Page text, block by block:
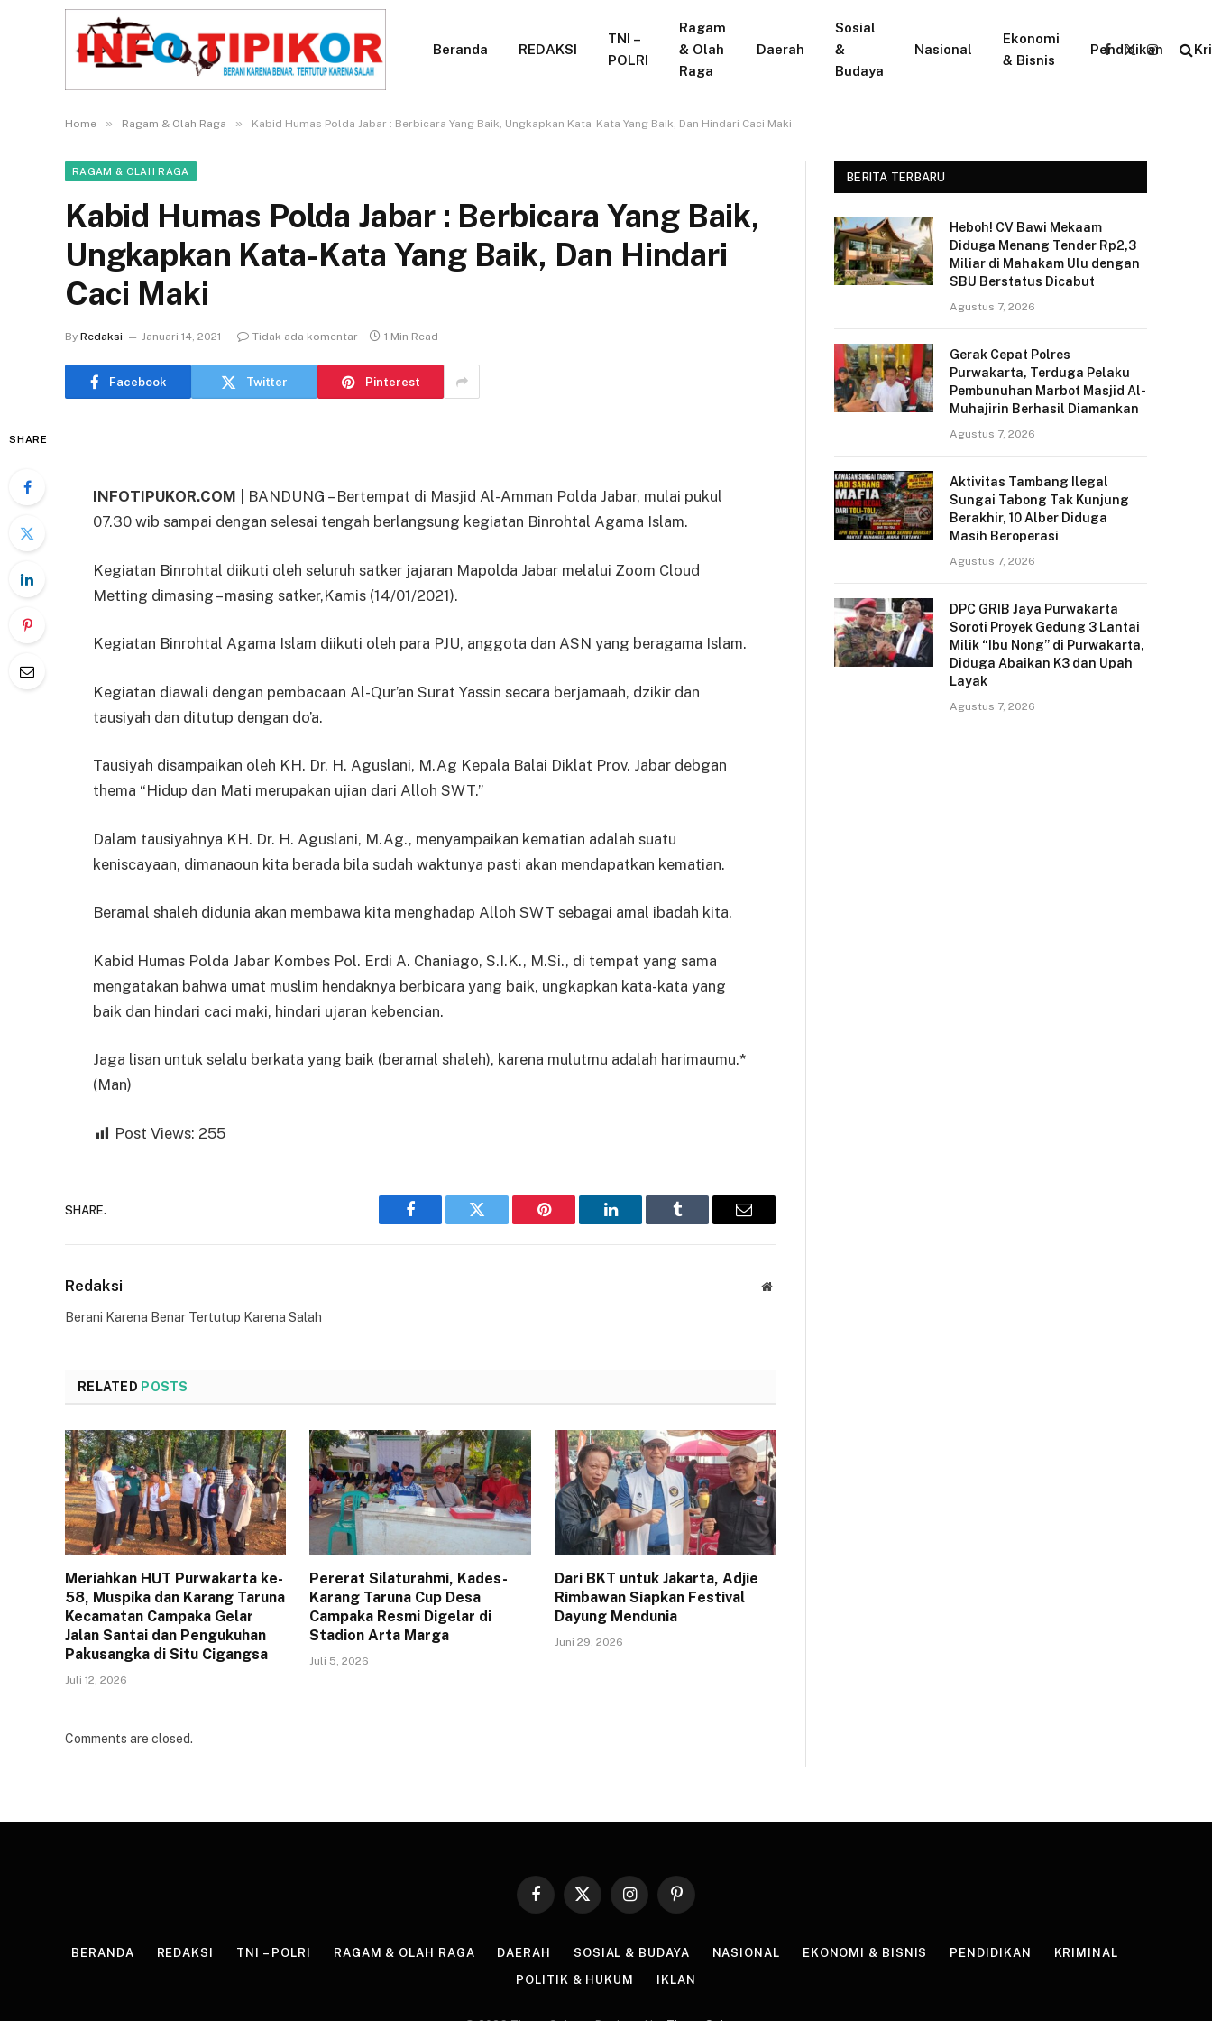
Beranda REDAKSI
TNI –
POLRI
Ragam
& Olah
Raga
Daerah
Sosial
&
Budaya
Nasional
Ekonomi
& Bisnis
Pendidikan
Facebook
X
Instagram
Home » Ragam & Olah Raga » Kabid Humas Polda Jabar : Berbicara Yang Baik, Ungkapkan Kata-Kata Yang Baik, Dan Hindari Caci Maki
RAGAM & OLAH RAGA
Kabid Humas Polda Jabar : Berbicara Yang Baik,
Ungkapkan Kata-Kata Yang Baik, Dan Hindari
Caci Maki
By Redaksi Januari 14, 2021 Tidak ada komentar 1 Min Read
Facebook Twitter Pinterest
SHARE
INFOTIPUKOR.COM
| BANDUNG – Bertempat di Masjid Al-Amman Polda Jabar, mulai pukul
07.30 wib sampai dengan selesai tengah berlangsung kegiatan Binrohtal Agama Islam.
Kegiatan Binrohtal diikuti oleh seluruh satker jajaran Mapolda Jabar melalui Zoom Cloud
Metting dimasing – masing satker,Kamis (14/01/2021).
Kegiatan Binrohtal Agama Islam diikuti oleh para PJU, anggota dan ASN yang beragama Islam.
Kegiatan diawali dengan pembacaan Al-Qur’an Surat Yassin secara berjamaah, dzikir dan
tausiyah dan ditutup dengan do’a.
Tausiyah disampaikan oleh KH. Dr. H. Aguslani, M.Ag Kepala Balai Diklat Prov. Jabar debgan
thema “Hidup dan Mati merupakan ujian dari Alloh SWT.”
Dalam tausiyahnya KH. Dr. H. Aguslani, M.Ag., menyampaikan kematian adalah suatu
keniscayaan, dimanaoun kita berada bila sudah waktunya pasti akan mendapatkan kematian.
Beramal shaleh didunia akan membawa kita menghadap Alloh SWT sebagai amal ibadah kita.
Kabid Humas Polda Jabar Kombes Pol. Erdi A. Chaniago, S.I.K., M.Si., di tempat yang sama
mengatakan bahwa umat muslim hendaknya berbicara yang baik, ungkapkan kata-kata yang
baik dan hindari caci maki, hindari ujaran kebencian.
Jaga lisan untuk selalu berkata yang baik (beramal shaleh), karena mulutmu adalah harimaumu.*
(Man)
Post Views: 255
SHARE.
Facebook Twitter Pinterest LinkedIn Tumblr Email
Redaksi Website
Berani Karena Benar Tertutup Karena Salah
RELATED POSTS
Meriahkan HUT Purwakarta ke-
58, Muspika dan Karang Taruna
Kecamatan Campaka Gelar
Jalan Santai dan Pengukuhan
Pakusangka di Situ Cigangsa
Juli 12, 2026
Pererat Silaturahmi, Kades-
Karang Taruna Cup Desa
Campaka Resmi Digelar di
Stadion Arta Marga
Juli 5, 2026
Dari BKT untuk Jakarta, Adjie
Rimbawan Siapkan Festival
Dayung Mendunia
Juni 29, 2026
Comments are closed.
BERITA TERBARU
Heboh! CV Bawi Mekaam
Diduga Menang Tender Rp2,3
Miliar di Mahakam Ulu dengan
SBU Berstatus Dicabut
Agustus 7, 2026
Gerak Cepat Polres
Purwakarta, Terduga Pelaku
Pembunuhan Marbot Masjid Al-
Muhajirin Berhasil Diamankan
Agustus 7, 2026
Aktivitas Tambang Ilegal
Sungai Tabong Tak Kunjung
Berakhir, 10 Alber Diduga
Masih Beroperasi
Agustus 7, 2026
DPC GRIB Jaya Purwakarta
Soroti Proyek Gedung 3 Lantai
Milik “Ibu Nong” di Purwakarta,
Diduga Abaikan K3 dan Upah
Layak
Agustus 7, 2026
Facebook
X
InstagramPinterest
BERANDA REDAKSI TNI – POLRI RAGAM & OLAH RAGA DAERAH SOSIAL & BUDAYA NASIONAL EKONOMI & BISNIS PENDIDIKAN
KRIMINAL
POLITIK & HUKUM
IKLAN